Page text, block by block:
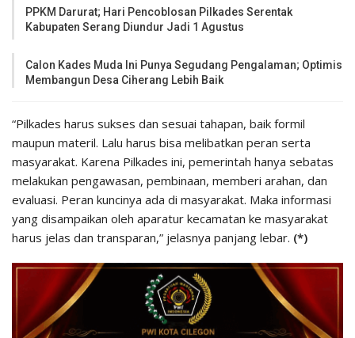
PPKM Darurat; Hari Pencoblosan Pilkades Serentak
Kabupaten Serang Diundur Jadi 1 Agustus
Calon Kades Muda Ini Punya Segudang Pengalaman; Optimis
Membangun Desa Ciherang Lebih Baik
“Pilkades harus sukses dan sesuai tahapan, baik formil
maupun materil. Lalu harus bisa melibatkan peran serta
masyarakat. Karena Pilkades ini, pemerintah hanya sebatas
melakukan pengawasan, pembinaan, memberi arahan, dan
evaluasi. Peran kuncinya ada di masyarakat. Maka informasi
yang disampaikan oleh aparatur kecamatan ke masyarakat
harus jelas dan transparan,” jelasnya panjang lebar. (*)